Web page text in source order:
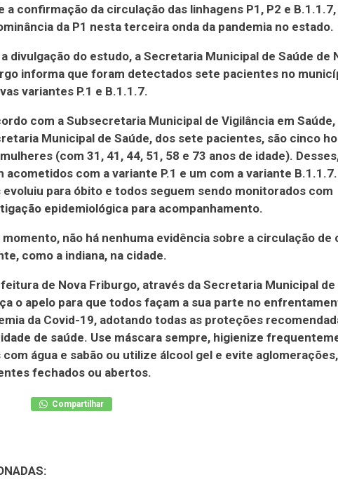
a confirmação da circulação das linhagens P1, P2 e
da P1 nesta terceira onda da pandemia no estado.
divulgação do estudo, a Secretaria Municipal de Saúde de
informa que foram detectados sete pacientes no
variantes P.1 e B.1.1.7.
com a Subsecretaria Municipal de Vigilância em
Municipal de Saúde, dos sete pacientes, são cinco
(com 31, 41, 44, 51, 58 e 73 anos de idade).
acometidos com a variante P.1 e um com a variante
evoluiu para óbito e todos seguem sendo monitorados com
epidemiológica para acompanhamento.
momento, não há nenhuma evidência sobre a circulação de
como a indiana, na cidade.
de Nova Friburgo, através da Secretaria Municipal de
o apelo para que todos façam a sua parte no
da Covid-19, adotando todas as proteções
de saúde. Use máscara sempre, higienize
com água e sabão ou utilize álcool gel e evite
fechados ou abertos.
Compartilhar